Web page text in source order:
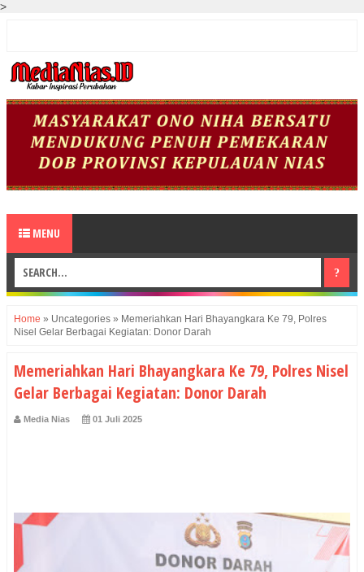
>
MENU
Home » Uncategories » Memeriahkan Hari Bhayangkara Ke 79, Polres
Nisel Gelar Berbagai Kegiatan: Donor Darah
Memeriahkan Hari Bhayangkara Ke 79, Polres Nisel
Gelar Berbagai Kegiatan: Donor Darah
Media Nias 01 Juli 2025